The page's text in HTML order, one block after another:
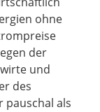
ohne
der
und
des
pauschal als